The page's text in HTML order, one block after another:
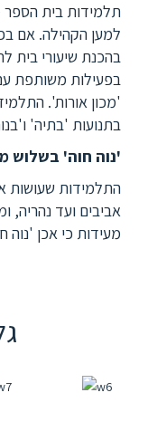
תלמידות בית הספר
למען הקהילה. אם
בהכנת שיעורי בית
בפעילות משותפת
'מכון אורות'.
בתנועות 'בתיה'
'נוה חוה' בשלוש
התלמידות שעושות
אביבים ועד נהריה,
מעידות כי אכן